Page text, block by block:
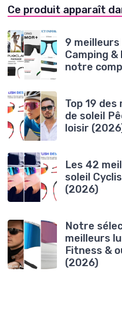
Ce produit apparaît
9
Camping
notre
Top 19
de soleil
loisir
Les 42
soleil
(2026)
Notre
meilleurs
Fitness &
(2026)